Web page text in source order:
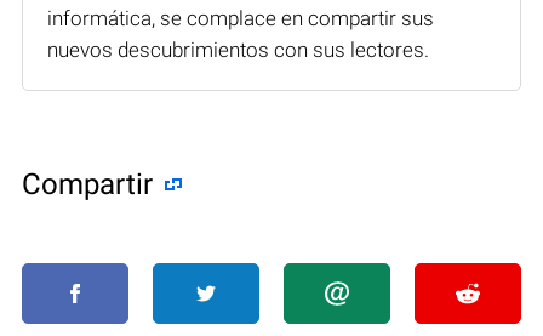
informática, se complace en compartir sus
nuevos descubrimientos con sus lectores.
Compartir